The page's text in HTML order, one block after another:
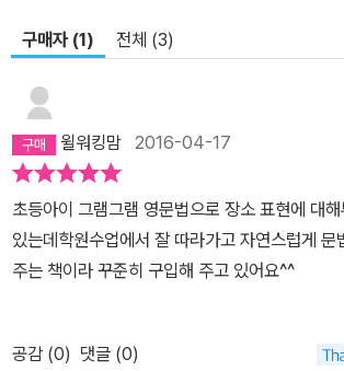
구매자 (1) 전체 (3)
윌워킹맘 2016-04-17
초등아이 그램그램 영문법으로 장소 표현에 대
있는데학원수업에서 잘 따라가고 자연스럽게 문
주는 책이라 꾸준히 구입해 주고 있어요^^
공감 (0) 댓글 (0)